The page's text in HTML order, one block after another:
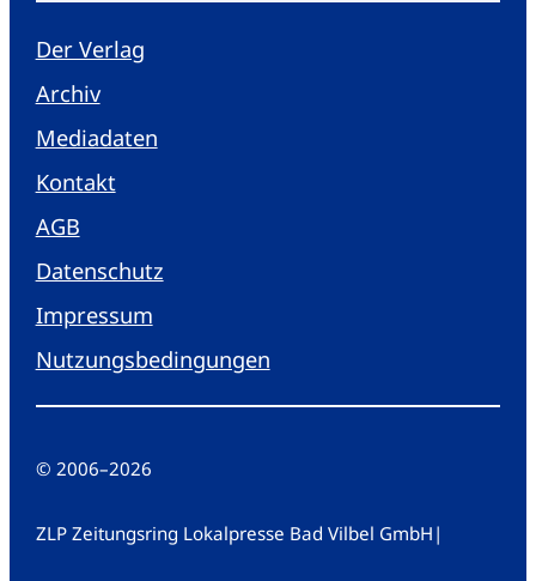
Der Verlag
Archiv
Mediadaten
Kontakt
AGB
Datenschutz
Impressum
Nutzungsbedingungen
© 2006–2026
ZLP Zeitungsring Lokalpresse Bad Vilbel GmbH |